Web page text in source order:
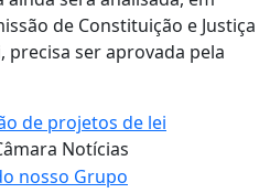
de Constituição e Justiça
precisa ser aprovada pela
de projetos de lei
Notícias